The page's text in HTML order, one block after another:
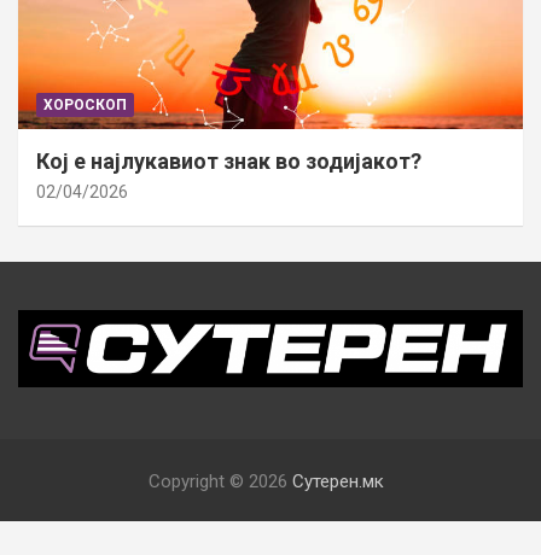
ХОРОСКОП
Кој е најлукавиот знак во зодијакот?
02/04/2026
Copyright © 2026 Сутерен.мк